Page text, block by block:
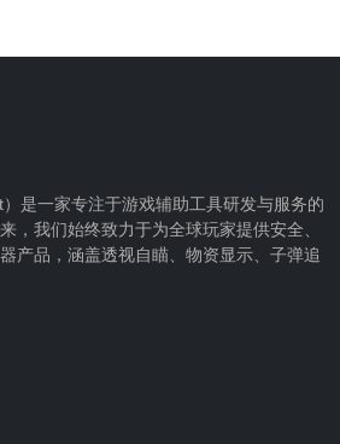
是一家专注于游戏辅助工具研发与服务的
，我们始终致力于为全球玩家提供安全、
产品，涵盖透视自瞄、物资显示、子弹追